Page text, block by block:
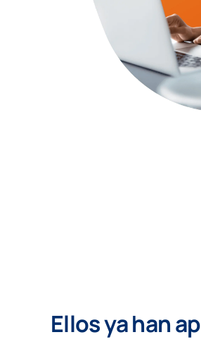
Ellos ya han